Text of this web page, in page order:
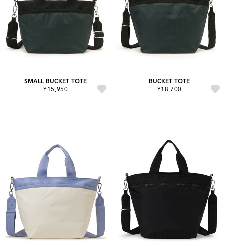
SMALL BUCKET TOTE
¥15,950
BUCKET TOTE
¥18,700